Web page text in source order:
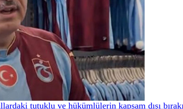
tutuklu ve hükümlülerin kapsam dışı